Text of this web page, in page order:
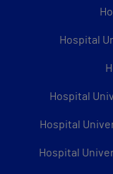
Hospital
Hospital
Hospital
Hospital